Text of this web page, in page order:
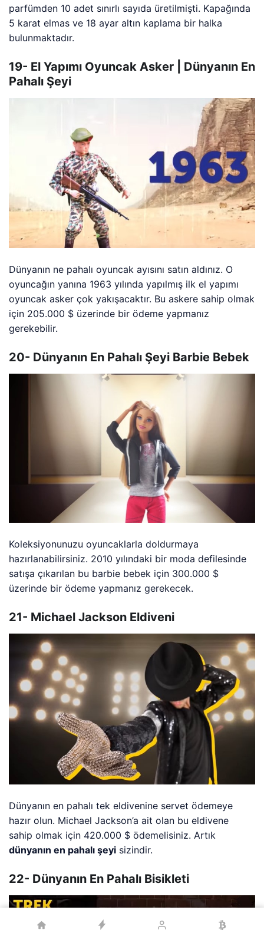
parfümden 10 adet sınırlı sayıda üretilmişti. Kapağında
5 karat elmas ve 18 ayar altın kaplama bir halka
bulunmaktadır.
19- El Yapımı Oyuncak Asker | Dünyanın En
Pahalı Şeyi
Dünyanın ne pahalı oyuncak ayısını satın aldınız. O
oyuncağın yanına 1963 yılında yapılmış ilk el yapımı
oyuncak asker çok yakışacaktır. Bu askere sahip olmak
için 205.000 $ üzerinde bir ödeme yapmanız
gerekebilir.
20- Dünyanın En Pahalı Şeyi Barbie Bebek
Koleksiyonunuzu oyuncaklarla doldurmaya
hazırlanabilirsiniz. 2010 yılındaki bir moda defilesinde
satışa çıkarılan bu barbie bebek için 300.000 $
üzerinde bir ödeme yapmanız gerekecek.
21- Michael Jackson Eldiveni
Dünyanın en pahalı tek eldivenine servet ödemeye
hazır olun. Michael Jackson’a ait olan bu eldivene
sahip olmak için 420.000 $ ödemelisiniz. Artık
dünyanın en pahalı şeyi sizindir.
22- Dünyanın En Pahalı Bisikleti